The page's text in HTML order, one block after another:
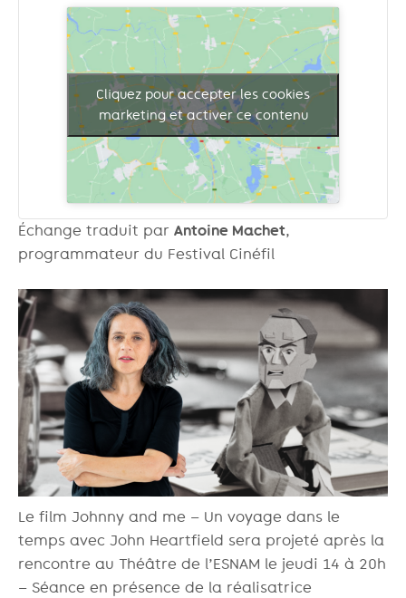
Cliquez pour accepter les cookies
marketing et activer ce contenu
Échange traduit par Antoine Machet,
programmateur du Festival Cinéfil
Le film Johnny and me – Un voyage dans le
temps avec John Heartfield sera projeté après la
rencontre au Théâtre de l’ESNAM le jeudi 14 à 20h
– Séance en présence de la réalisatrice